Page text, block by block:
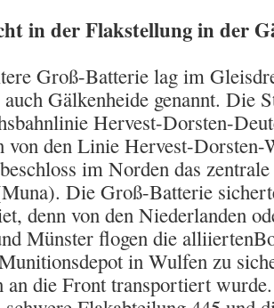
in der Flakstellung in der
Groß-Batterie lag im
Gälkenheide genannt. Die
Hervest-Dorsten-
von den Linie Hervest-Dorsten-
im Norden das
Die Groß-Batterie
denn von den Niederlanden
Münster flogen die
in Wulfen zu
die Front transportiert